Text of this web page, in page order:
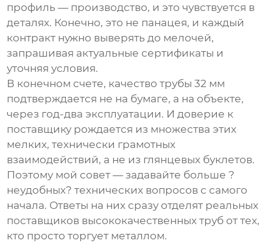
профиль — производство, и это чувствуется в
деталях. Конечно, это не панацея, и каждый
контракт нужно выверять до мелочей,
запрашивая актуальные сертификаты и
уточняя условия.
В конечном счете, качество трубы 32 мм
подтверждается не на бумаге, а на объекте,
через год-два эксплуатации. И доверие к
поставщику рождается из множества этих
мелких, технически грамотных
взаимодействий, а не из глянцевых буклетов.
Поэтому мой совет — задавайте больше ?
неудобных? технических вопросов с самого
начала. Ответы на них сразу отделят реальных
поставщиков высококачественных труб от тех,
кто просто торгует металлом.